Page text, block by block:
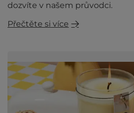
dozvíte v našem průvodci.
Přečtěte si více